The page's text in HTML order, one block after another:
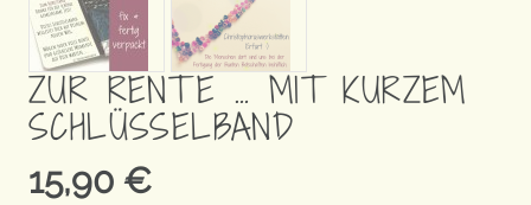
ZUR RENTE … MIT KURZEM
SCHLÜSSELBAND
15,90 €